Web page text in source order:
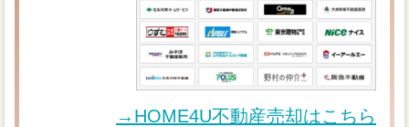
→HOME4U不動産売却はこちら